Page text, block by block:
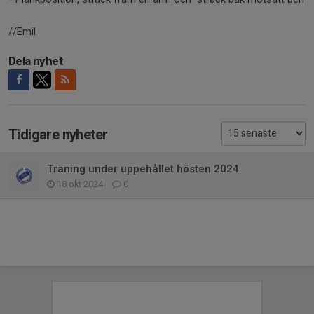
//Emil
Dela nyhet
Tidigare nyheter
Träning under uppehållet hösten 2024
18 okt 2024 0